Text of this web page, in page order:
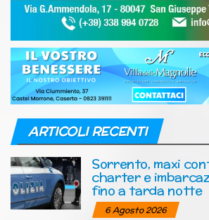
ARTICOLI RECENTI
Sorrento, maxi
charter e
fino a tarda notte
6 Agosto 2026